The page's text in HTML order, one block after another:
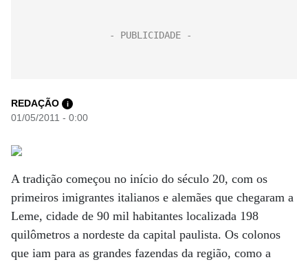
REDAÇÃO i
01/05/2011 - 0:00
A tradição começou no início do século 20, com os
primeiros imigrantes italianos e alemães que chegaram a
Leme, cidade de 90 mil habitantes localizada 198
quilômetros a nordeste da capital paulista. Os colonos
que iam para as grandes fazendas da região, como a